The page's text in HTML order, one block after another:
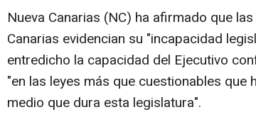
Nueva Canarias (NC) ha afirmado que
Canarias evidencian su "incapacidad
entredicho la capacidad del Ejecutivo
"en las leyes más que cuestionables
medio que dura esta legislatura".